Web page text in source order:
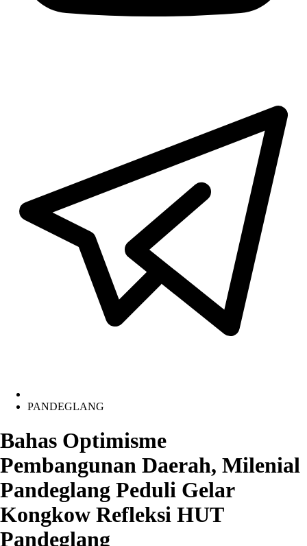
PANDEGLANG
Bahas Optimisme
Pembangunan Daerah, Milenial
Pandeglang Peduli Gelar
Kongkow Refleksi HUT
Pandeglang